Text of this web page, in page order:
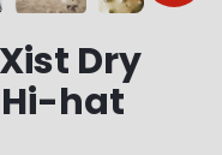
Xist Dry
Hi-hat